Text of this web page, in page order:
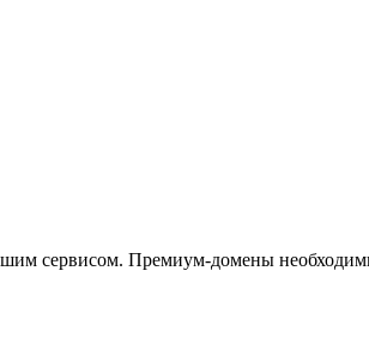
сервисом. Премиум-домены